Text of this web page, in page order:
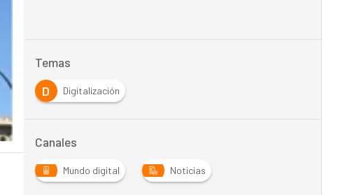
Temas
D
Digitalización
Canales
Mundo digital Noticias